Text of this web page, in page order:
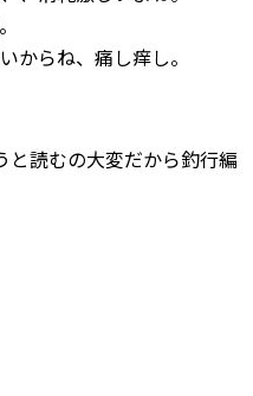
からね、痛し痒し。
と読むの大変だから釣行編